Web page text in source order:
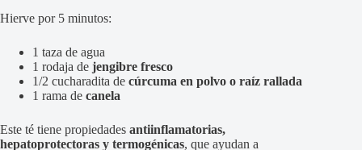
Hierve por 5 minutos:
1 taza de agua
1 rodaja de jengibre fresco
1/2 cucharadita de cúrcuma en polvo o raíz rallada
1 rama de canela
Este té tiene propiedades antiinflamatorias,
hepatoprotectoras y termogénicas, que ayudan a